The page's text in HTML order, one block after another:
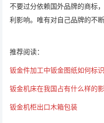
不要过分依赖国外品牌的商标
利影响。唯有对自己品牌的不
推荐阅读：
钣金件加工中钣金图纸如何标识
钣金机床在我国占有什么样的
钣金机柜出口木箱包装